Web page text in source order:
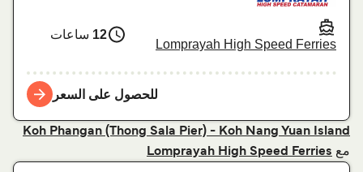
Lomprayah High Speed Ferries
12ساعات
للحصول على السعر
Koh Phangan (Thong Sala Pier) - Koh Nang Yuan Island
معLomprayah High Speed Ferries